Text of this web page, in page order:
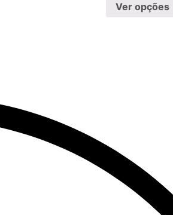
Ver opções